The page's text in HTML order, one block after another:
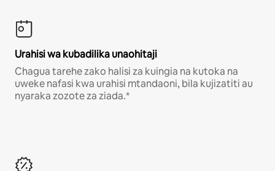
Urahisi wa kubadilika unaohitaji
Chagua tarehe zako halisi za kuingia na kutoka na
uweke nafasi kwa urahisi mtandaoni, bila kujizatiti au
nyaraka zozote za ziada.*